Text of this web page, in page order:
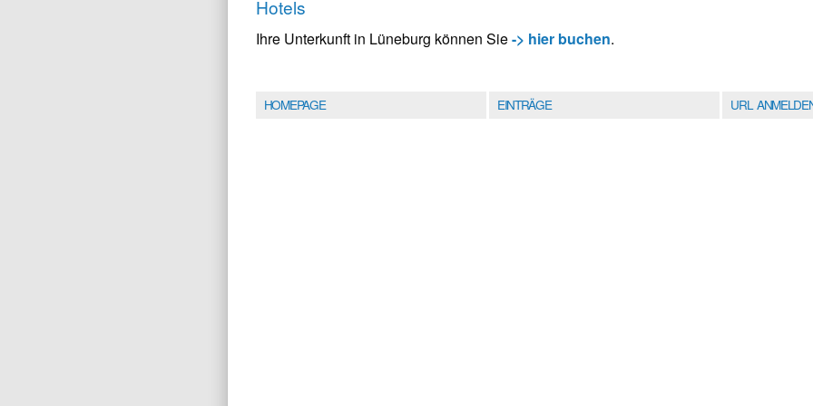
Hotels
Ihre Unterkunft in Lüneburg können Sie-> hier buchen.
HOMEPAGE EINTRÄGE URL